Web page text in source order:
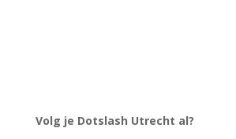
Volg je Dotslash Utrecht al?